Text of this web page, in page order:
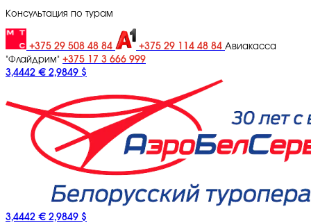
Консультация по турам
+375 29 508 48 84 +375 29 114 48 84 Авиакасса
"Флайдрим" +375 17 3 666 999
3,4442 € 2,9849 $
3,4442 € 2,9849 $